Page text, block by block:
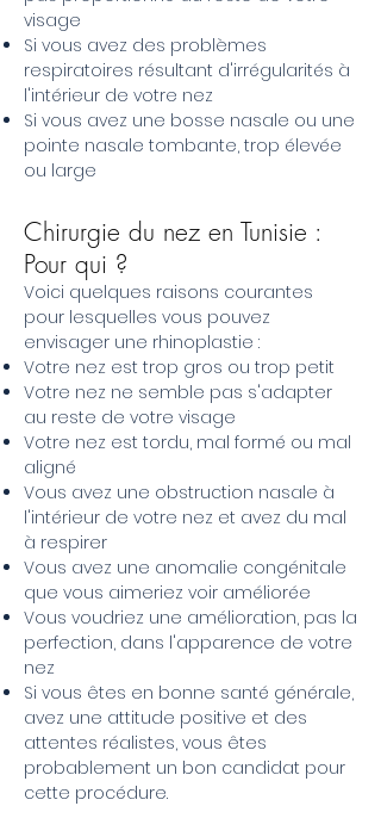
visage
Si vous avez des problèmes
respiratoires résultant d'irrégularités à
l'intérieur de votre nez
Si vous avez une bosse nasale ou une
pointe nasale tombante, trop élevée
ou large
Chirurgie du nez en Tunisie :
Pour qui ?
Voici quelques raisons courantes
pour lesquelles vous pouvez
envisager une rhinoplastie :
Votre nez est trop gros ou trop petit
Votre nez ne semble pas s'adapter
au reste de votre visage
Votre nez est tordu, mal formé ou mal
aligné
Vous avez une obstruction nasale à
l'intérieur de votre nez et avez du mal
à respirer
Vous avez une anomalie congénitale
que vous aimeriez voir améliorée
Vous voudriez une amélioration, pas la
perfection, dans l'apparence de votre
nez
Si vous êtes en bonne santé générale,
avez une attitude positive et des
attentes réalistes, vous êtes
probablement un bon candidat pour
cette procédure.